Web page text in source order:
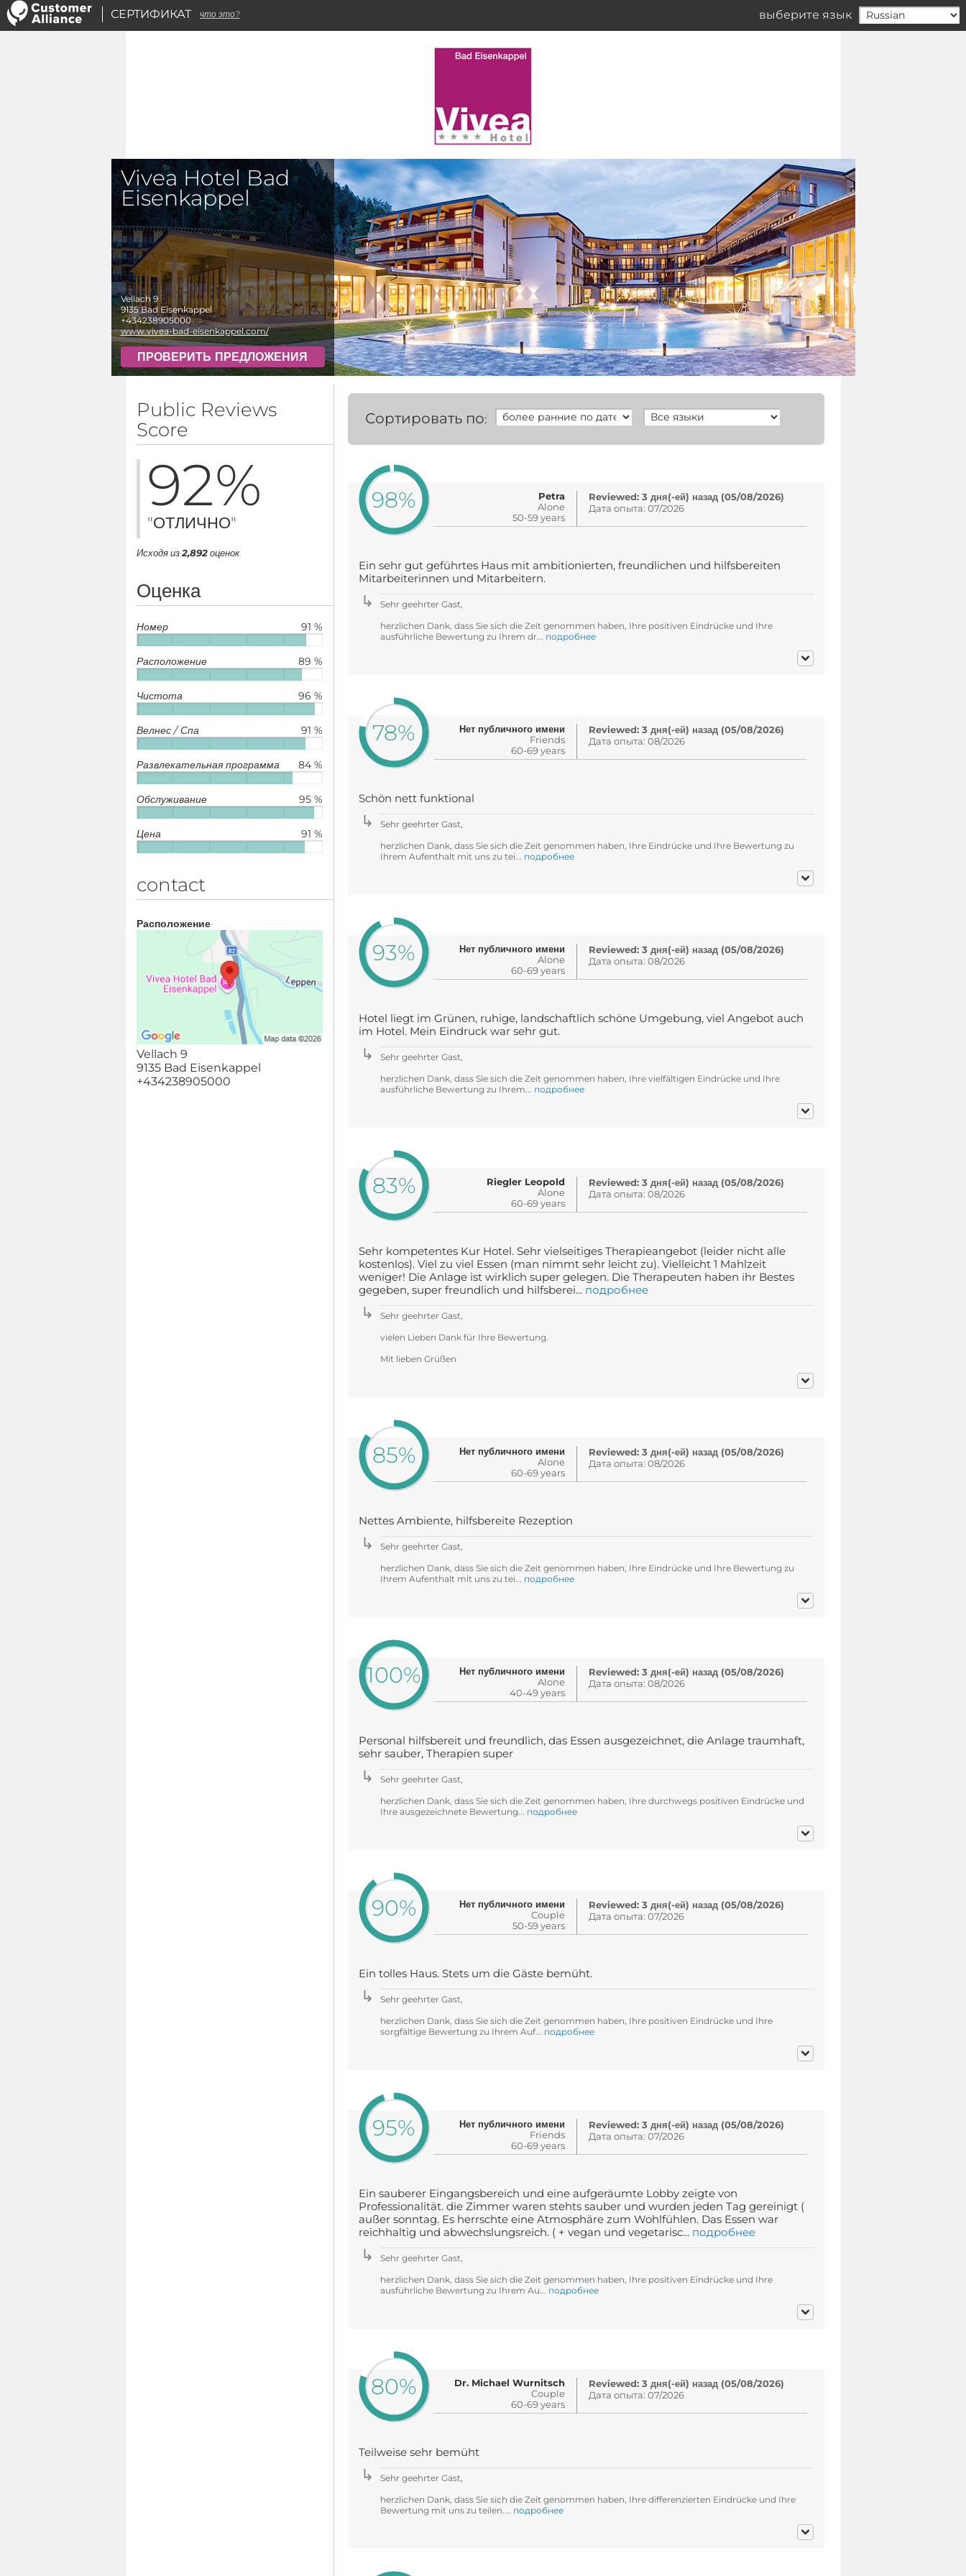
выберите язык
Vivea Hotel Bad
Eisenkappel
Vellach 9
9135 Bad Eisenkappel
+434238905000
www.vivea-bad-eisenkappel.com/
ПРОВЕРИТЬ ПРЕДЛОЖЕНИЯ
Public Reviews
Score
92%
"ОТЛИЧНО"
Исходя из2,892оценок
Оценка
91 %
Номер
89 %
Расположение
96 %
Чистота
91 %
Велнес / Спа
84 %
Развлекательная программа
95 %
Обслуживание
91 %
Цена
contact
Расположение
Vellach 9
9135 Bad Eisenkappel
+434238905000
Сортировать по:
98%
Petra
Alone
50-59 years
Reviewed: 3 дня(-ей) назад (05/08/2026)
Дата опыта: 07/2026
Ein sehr gut geführtes Haus mit ambitionierten, freundlichen und hilfsbereiten
Mitarbeiterinnen und Mitarbeitern.
Sehr geehrter Gast,
herzlichen Dank, dass Sie sich die Zeit genommen haben, Ihre positiven Eindrücke und Ihre
ausführliche Bewertung zu Ihrem dr... подробнее
78%
Нет публичного имени
Friends
60-69 years
Reviewed: 3 дня(-ей) назад (05/08/2026)
Дата опыта: 08/2026
Schön nett funktional
Sehr geehrter Gast,
herzlichen Dank, dass Sie sich die Zeit genommen haben, Ihre Eindrücke und Ihre Bewertung zu
Ihrem Aufenthalt mit uns zu tei... подробнее
93%
Нет публичного имени
Alone
60-69 years
Reviewed: 3 дня(-ей) назад (05/08/2026)
Дата опыта: 08/2026
Hotel liegt im Grünen, ruhige, landschaftlich schöne Umgebung, viel Angebot auch
im Hotel. Mein Eindruck war sehr gut.
Sehr geehrter Gast,
herzlichen Dank, dass Sie sich die Zeit genommen haben, Ihre vielfältigen Eindrücke und Ihre
ausführliche Bewertung zu Ihrem... подробнее
83%
Riegler Leopold
Alone
60-69 years
Reviewed: 3 дня(-ей) назад (05/08/2026)
Дата опыта: 08/2026
Sehr kompetentes Kur Hotel. Sehr vielseitiges Therapieangebot (leider nicht alle
kostenlos). Viel zu viel Essen (man nimmt sehr leicht zu). Vielleicht 1 Mahlzeit
weniger! Die Anlage ist wirklich super gelegen. Die Therapeuten haben ihr Bestes
gegeben, super freundlich und hilfsberei... подробнее
Sehr geehrter Gast,
vielen Lieben Dank für Ihre Bewertung.
Mit lieben Grüßen
85%
Нет публичного имени
Alone
60-69 years
Reviewed: 3 дня(-ей) назад (05/08/2026)
Дата опыта: 08/2026
Nettes Ambiente, hilfsbereite Rezeption
Sehr geehrter Gast,
herzlichen Dank, dass Sie sich die Zeit genommen haben, Ihre Eindrücke und Ihre Bewertung zu
Ihrem Aufenthalt mit uns zu tei... подробнее
100%
Нет публичного имени
Alone
40-49 years
Reviewed: 3 дня(-ей) назад (05/08/2026)
Дата опыта: 08/2026
Personal hilfsbereit und freundlich, das Essen ausgezeichnet, die Anlage traumhaft,
sehr sauber, Therapien super
Sehr geehrter Gast,
herzlichen Dank, dass Sie sich die Zeit genommen haben, Ihre durchwegs positiven Eindrücke und
Ihre ausgezeichnete Bewertung... подробнее
90%
Нет публичного имени
Couple
50-59 years
Reviewed: 3 дня(-ей) назад (05/08/2026)
Дата опыта: 07/2026
Ein tolles Haus. Stets um die Gäste bemüht.
Sehr geehrter Gast,
herzlichen Dank, dass Sie sich die Zeit genommen haben, Ihre positiven Eindrücke und Ihre
sorgfältige Bewertung zu Ihrem Auf... подробнее
95%
Нет публичного имени
Friends
60-69 years
Reviewed: 3 дня(-ей) назад (05/08/2026)
Дата опыта: 07/2026
Ein sauberer Eingangsbereich und eine aufgeräumte Lobby zeigte von
Professionalität. die Zimmer waren stehts sauber und wurden jeden Tag gereinigt (
außer sonntag. Es herrschte eine Atmosphäre zum Wohlfühlen. Das Essen war
reichhaltig und abwechslungsreich. ( + vegan und vegetarisc... подробнее
Sehr geehrter Gast,
herzlichen Dank, dass Sie sich die Zeit genommen haben, Ihre positiven Eindrücke und Ihre
ausführliche Bewertung zu Ihrem Au... подробнее
80%
Dr. Michael Wurnitsch
Couple
60-69 years
Reviewed: 3 дня(-ей) назад (05/08/2026)
Дата опыта: 07/2026
Teilweise sehr bemüht
Sehr geehrter Gast,
herzlichen Dank, dass Sie sich die Zeit genommen haben, Ihre differenzierten Eindrücke und Ihre
Bewertung mit uns zu teilen.... подробнее
СЕРТИФИКАТ что это?